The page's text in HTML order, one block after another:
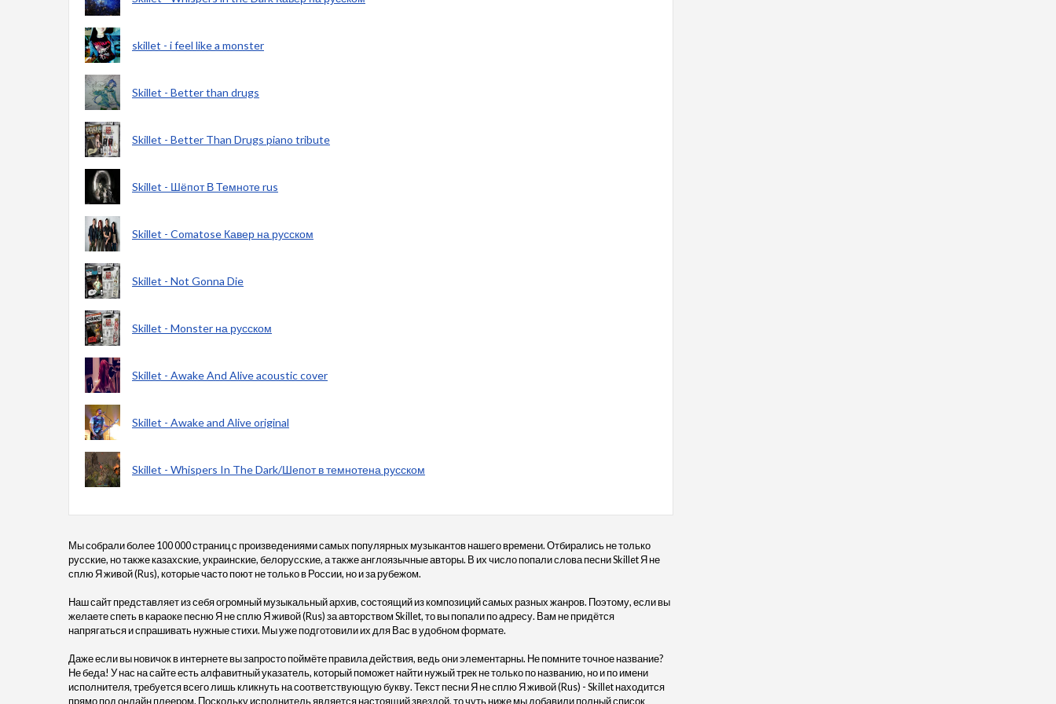
skillet - i feel like a monster
Skillet - Better than drugs
Skillet - Better Than Drugs piano tribute
Skillet - Шёпот В Темноте rus
Skillet - Comatose Кавер на русском
Skillet - Not Gonna Die
Skillet - Monster на русском
Skillet - Awake And Alive acoustic cover
Skillet - Awake and Alive original
Skillet - Whispers In The Dark/Шепот в темнотена русском
Мы собрали более 100 000 страниц с произведениями самых популярных музыкантов нашего времени. Отбирались не только
русские, но также казахские, украинские, белорусские, а также англоязычные авторы. В их число попали слова песни Skillet Я не
сплю Я живой (Rus), которые часто поют не только в России, но и за рубежом.
Наш сайт представляет из себя огромный музыкальный архив, состоящий из композиций самых разных жанров. Поэтому, если вы
желаете спеть в караоке песню Я не сплю Я живой (Rus) за авторством Skillet, то вы попали по адресу. Вам не придётся
напрягаться и спрашивать нужные стихи. Мы уже подготовили их для Вас в удобном формате.
Даже если вы новичок в интернете вы запросто поймёте правила действия, ведь они элементарны. Не помните точное название?
Не беда! У нас на сайте есть алфавитный указатель, который поможет найти нужый трек не только по названию, но и по имени
исполнителя, требуется всего лишь кликнуть на соответствующую букву. Текст песни Я не сплю Я живой (Rus) - Skillet находится
прямо под онлайн плеером. Поскольку исполнитель является настоящий звездой, то чуть ниже мы добавили полный список